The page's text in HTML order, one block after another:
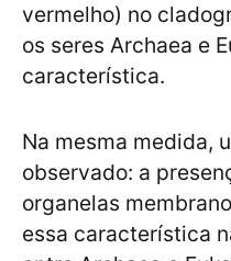
vermelho) no
os seres Archaea e
característica.
Na mesma medida,
observado: a
organelas
essa característica